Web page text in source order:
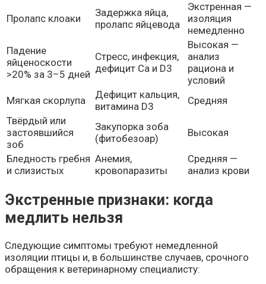
Пролапс клоаки
Задержка яйца,
пролапс яйцевода
Экстренная —
изоляция
немедленно
Падение
яйценоскости
>20% за 3–5 дней
Стресс, инфекция,
дефицит Са и D3
Высокая —
анализ
рациона и
условий
Мягкая скорлупа
Дефицит кальция,
витамина D3
Средняя
Твёрдый или
застоявшийся
зоб
Закупорка зоба
(фитобезоар)
Высокая
Бледность гребня
и слизистых
Анемия,
кровопаразиты
Средняя —
анализ крови
Экстренные признаки: когда
медлить нельзя
Следующие симптомы требуют немедленной
изоляции птицы и, в большинстве случаев, срочного
обращения к ветеринарному специалисту: